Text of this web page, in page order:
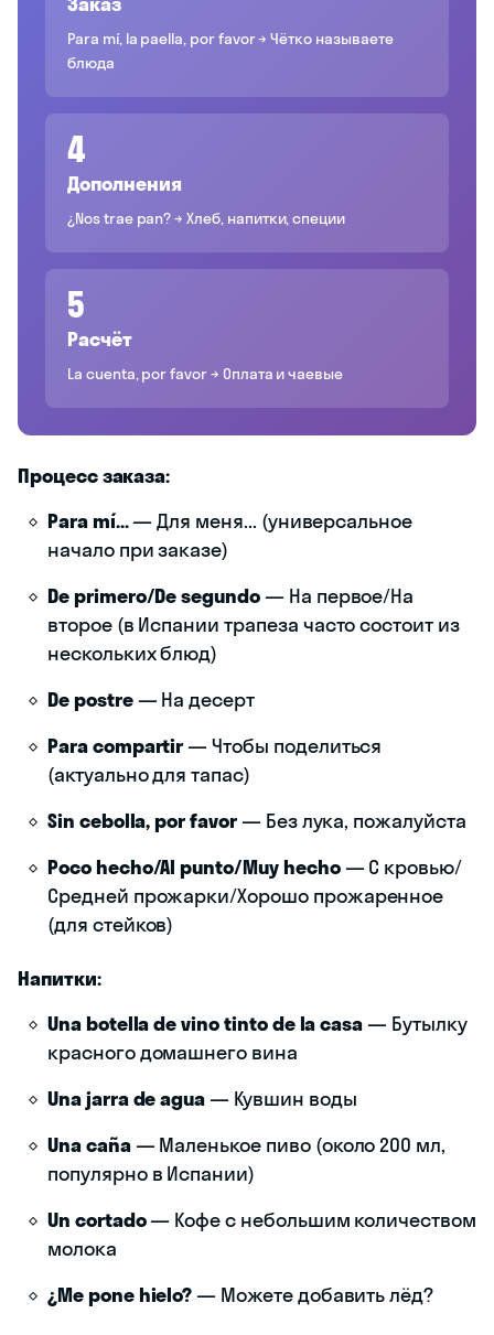
Para mí, la paella, por favor → Чётко называете
блюда
4
Дополнения
¿Nos trae pan? → Хлеб, напитки, специи
5
Расчёт
La cuenta, por favor → Оплата и чаевые
Процесс заказа:
Para mí...— Для меня... (универсальное
начало при заказе)
De primero/De segundo— На первое/На
второе (в Испании трапеза часто состоит из
нескольких блюд)
De postre— На десерт
Para compartir— Чтобы поделиться
(актуально для тапас)
Sin cebolla, por favor— Без лука, пожалуйста
Poco hecho/Al punto/Muy hecho— С кровью/
Средней прожарки/Хорошо прожаренное
(для стейков)
Напитки:
Una botella de vino tinto de la casa— Бутылку
красного домашнего вина
Una jarra de agua— Кувшин воды
Una caña— Маленькое пиво (около 200 мл,
популярно в Испании)
Un cortado— Кофе с небольшим количеством
молока
¿Me pone hielo?— Можете добавить лёд?